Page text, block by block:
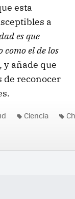
esta
a
es que
como el de los
y añade que
de reconocer
Ciencia